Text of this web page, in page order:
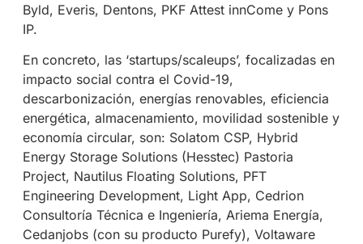
Byld, Everis, Dentons, PKF Attest innCome y Pons
IP.
En concreto, las ‘startups/scaleups’, focalizadas en
impacto social contra el Covid-19,
descarbonización, energías renovables, eficiencia
energética, almacenamiento, movilidad sostenible y
economía circular, son: Solatom CSP, Hybrid
Energy Storage Solutions (Hesstec) Pastoria
Project, Nautilus Floating Solutions, PFT
Engineering Development, Light App, Cedrion
Consultoría Técnica e Ingeniería, Ariema Energía,
Cedanjobs (con su producto Purefy), Voltaware